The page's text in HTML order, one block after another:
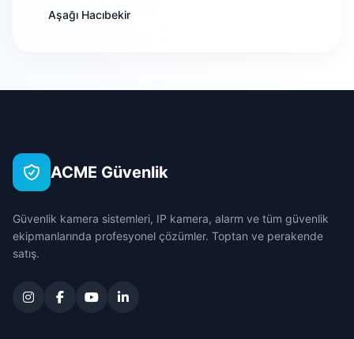
Burdur
Çorum
Denizli
Edirne
Güdül
Kahramankazan
Aşağı Hacıbekir
Büyükcamili
Çakıl
Ergin
ACME Güvenlik
Güvenlik kamera sistemleri, IP kamera, alarm ve tüm güvenlik
ekipmanlarında profesyonel çözümler. Toptan ve perakende
satış.